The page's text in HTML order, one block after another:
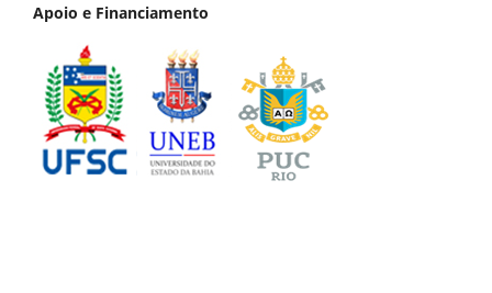
Apoio e Financiamento